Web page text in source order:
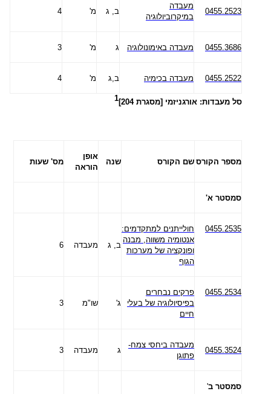
4 מ' ב, ג
מעבדה
במיקרוביולוגיה
0455.2523
3 מ' ג מעבדה באימונולוגיה 0455.3686
4 מ' ב,ג מעבדה בכימיה 0455.2522
סל מעבדות: אורגניזמי [מסגרת 204] 1
מס' שעות
אופן
הוראה
שנה שם הקורס מספר הקורס
סמסטר א'
6 מעבדה ב, ג
חולייתנים למתקדמים:
אנטומיה משווה, מבנה
ופונקציה של מערכות
הגוף
0455.2535
3 שו"מ ג'
פרקים נבחרים
בפיסיולוגיה של בעלי
חיים
0455.2534
3 מעבדה ג
מעבדה ביחסי צמח-
פתוגן
0455.3524
סמסטר ב'